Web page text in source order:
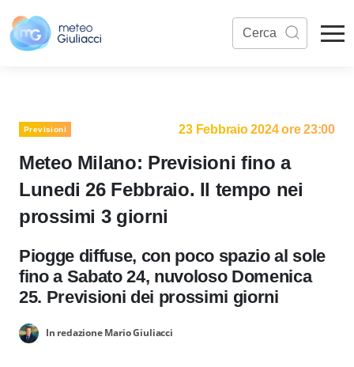
Previsioni 23 Febbraio 2024 ore 23:00
Meteo Milano: Previsioni fino a
Lunedi 26 Febbraio. Il tempo nei
prossimi 3 giorni
Piogge diffuse, con poco spazio al sole
fino a Sabato 24, nuvoloso Domenica
25. Previsioni dei prossimi giorni
In redazione Mario Giuliacci